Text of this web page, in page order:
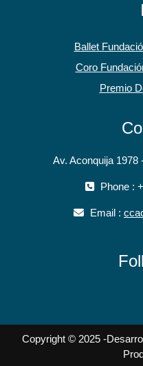
Ballet
Coro
Premio
Av. Aconquija 1978
Phone :
Email :
Copyright © 2025 -